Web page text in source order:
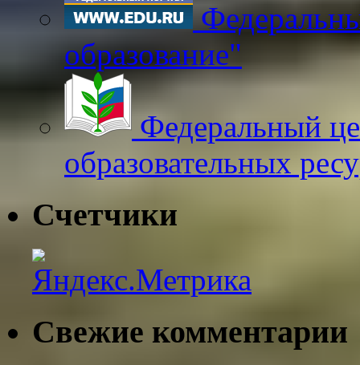
образование"
Федеральный
образовательных
Счетчики
Свежие комментарии